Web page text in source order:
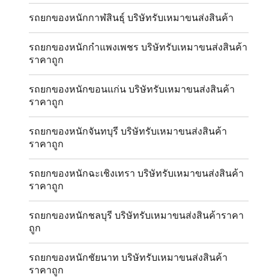
รถยกของหนักกาฬสินธุ์ บริษัทรับเหมาขนส่งสินค้า
รถยกของหนักกำแพงเพชร บริษัทรับเหมาขนส่งสินค้า
ราคาถูก
รถยกของหนักขอนแก่น บริษัทรับเหมาขนส่งสินค้า
ราคาถูก
รถยกของหนักจันทบุรี บริษัทรับเหมาขนส่งสินค้า
ราคาถูก
รถยกของหนักฉะเชิงเทรา บริษัทรับเหมาขนส่งสินค้า
ราคาถูก
รถยกของหนักชลบุรี บริษัทรับเหมาขนส่งสินค้าราคา
ถูก
รถยกของหนักชัยนาท บริษัทรับเหมาขนส่งสินค้า
ราคาถูก